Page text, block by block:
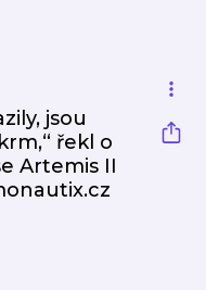
jsou
řekl o
Artemis II